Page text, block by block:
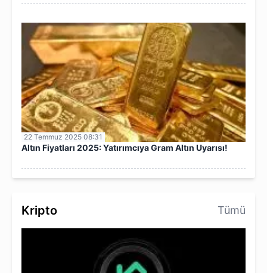
22 Temmuz 2025 08:31
Altın Fiyatları 2025: Yatırımcıya Gram Altın Uyarısı!
Kripto Tümü